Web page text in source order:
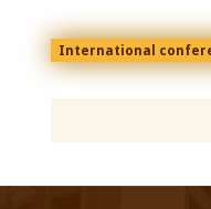
Menu
top
En
International